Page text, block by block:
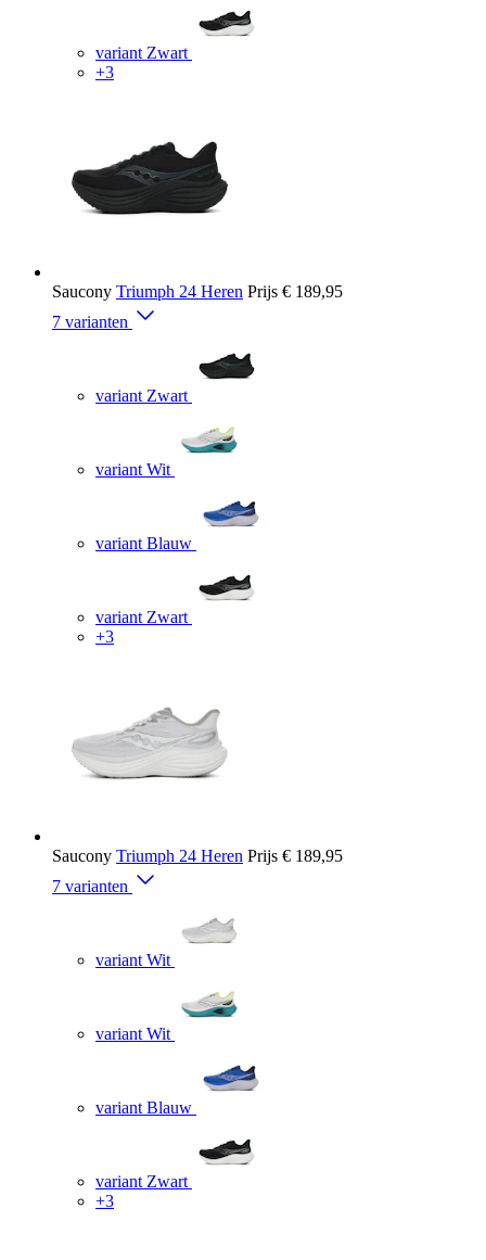
variant Zwart
+3
Saucony Triumph 24 Heren Prijs € 189,95
7 varianten
variant Zwart
variant Wit
variant Blauw
variant Zwart
+3
Saucony Triumph 24 Heren Prijs € 189,95
7 varianten
variant Wit
variant Wit
variant Blauw
variant Zwart
+3